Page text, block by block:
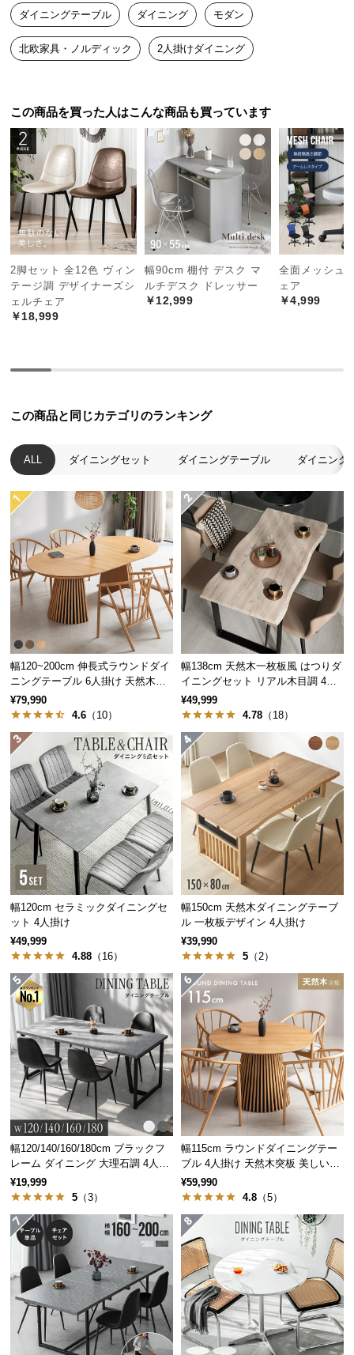
中
型
商
品
送
に
つ
て
小
型
品
の
配
つ
て
開
梱
置
ー
ビ
ス
に
て
搬
入
経
路
つ
い
て
返
品・
キ
ャ
ン
セ
ル
に
つ
い
て
保
証
に
つ
い
会
員
規
約
に
つ
い
て
ダイニングテーブル ダイニング モダン
北欧家具・ノルディック 2人掛けダイニング
この商品を買った人はこんな商品も買っています
2脚セット 全12色 ヴィン
テージ調 デザイナーズシ
ェルチェア
￥18,999
幅90cm 棚付 デスク マ
ルチデスク ドレッサー
￥12,999
全面メッシュ
ェア
￥4,999
この商品と同じカテゴリのランキング
ALL ダイニングセット ダイニングテーブル ダイニング
幅120~200cm 伸長式ラウンドダイ
ニングテーブル 6人掛け 天然木突
板 美しい格子デザイン
¥79,990
4.6 （10）
幅138cm 天然木一枚板風 はつりダ
イニングセット リアル木目調 4人
掛け チェア4脚セット
¥49,999
4.78 （18）
幅120cm セラミックダイニングセ
ット 4人掛け
¥49,999
4.88 （16）
幅150cm 天然木ダイニングテーブ
ル 一枚板デザイン 4人掛け
¥39,990
5 （2）
幅120/140/160/180cm ブラックフ
レーム ダイニング 大理石調 4人掛
け
¥19,999
5 （3）
幅115cm ラウンドダイニングテー
ブル 4人掛け 天然木突板 美しい格
子デザイン
¥59,990
4.8 （5）